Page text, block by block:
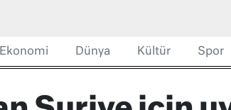
Ekonomi Dünya Kültür Spor